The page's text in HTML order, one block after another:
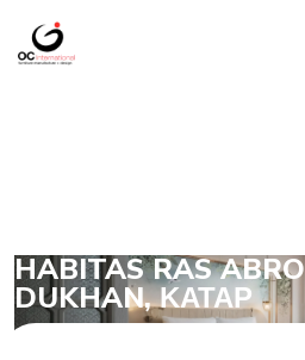
HABITAS RAS
DUKHAN, ΚΑΤΆΡ